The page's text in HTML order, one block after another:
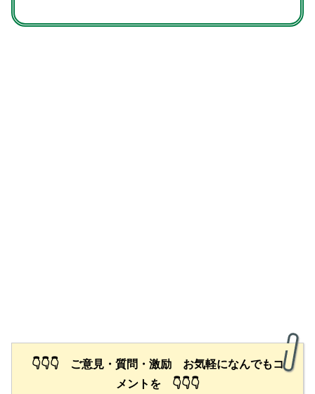
👇👇👇 ご意見・質問・激励 お気軽になんでもコ
メントを 👇👇👇